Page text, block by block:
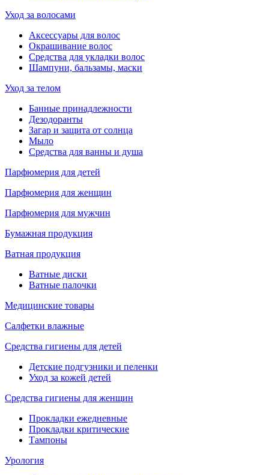
Уход за волосами
Аксессуары для волос
Окрашивание волос
Средства для укладки волос
Шампуни, бальзамы, маски
Уход за телом
Банные принадлежности
Дезодоранты
Загар и защита от солнца
Мыло
Средства для ванны и душа
Парфюмерия для детей
Парфюмерия для женщин
Парфюмерия для мужчин
Бумажная продукция
Ватная продукция
Ватные диски
Ватные палочки
Медицинские товары
Салфетки влажные
Средства гигиены для детей
Детские подгузники и пеленки
Уход за кожей детей
Средства гигиены для женщин
Прокладки ежедневные
Прокладки критические
Тампоны
Урология